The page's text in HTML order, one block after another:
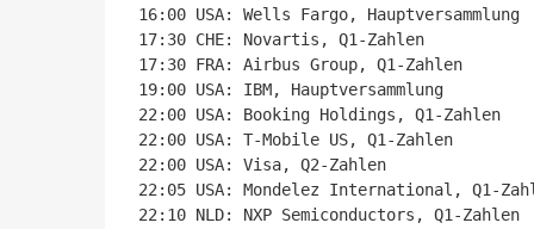
16:00 USA: Wells Fargo, Hauptversammlung
17:30 CHE: Novartis, Q1-Zahlen
17:30 FRA: Airbus Group, Q1-Zahlen
19:00 USA: IBM, Hauptversammlung
22:00 USA: Booking Holdings, Q1-Zahlen
22:00 USA: T-Mobile US, Q1-Zahlen
22:00 USA: Visa, Q2-Zahlen
22:05 USA: Mondelez International, Q1-
22:10 NLD: NXP Semiconductors, Q1-Zahlen